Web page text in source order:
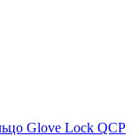
Glove Lock QCP